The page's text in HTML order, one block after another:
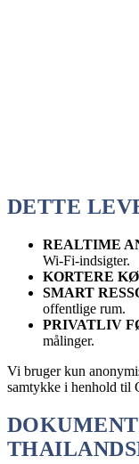
DETTE
REALTIME
Wi-Fi-indsigter.
KORTERE
SMART
offentlige rum.
PRIVATLIV
målinger.
Vi bruger kun
samtykke i henhold til